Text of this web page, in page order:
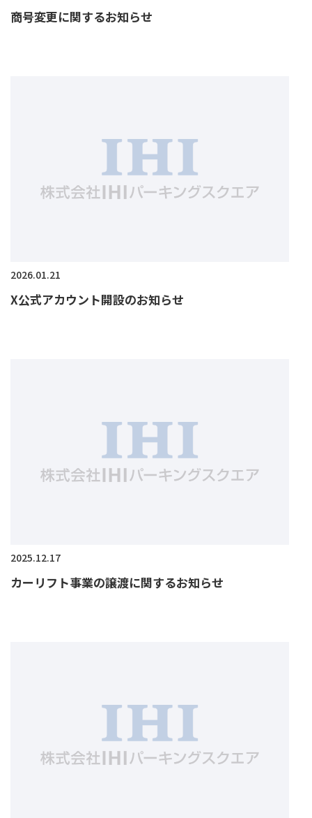
商号変更に関するお知らせ
2026.01.21
X公式アカウント開設のお知らせ
2025.12.17
カーリフト事業の譲渡に関するお知らせ